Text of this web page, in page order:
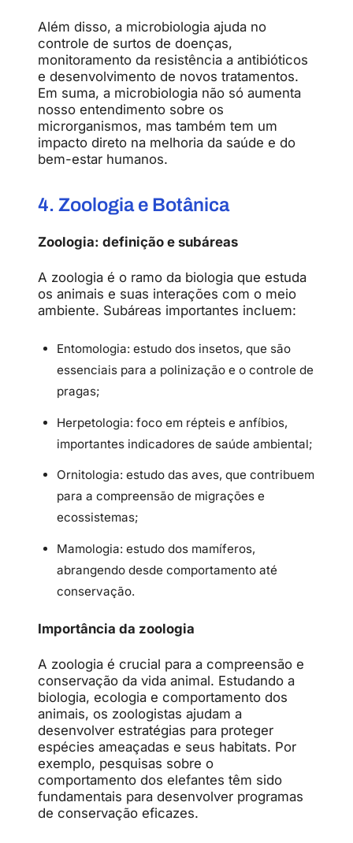
Além disso, a microbiologia ajuda no
controle de surtos de doenças,
monitoramento da resistência a antibióticos
e desenvolvimento de novos tratamentos.
Em suma, a microbiologia não só aumenta
nosso entendimento sobre os
microrganismos, mas também tem um
impacto direto na melhoria da saúde e do
bem-estar humanos.
4. Zoologia e Botânica
Zoologia: definição e subáreas
A zoologia é o ramo da biologia que estuda
os animais e suas interações com o meio
ambiente. Subáreas importantes incluem:
Entomologia: estudo dos insetos, que são
essenciais para a polinização e o controle de
pragas;
Herpetologia: foco em répteis e anfíbios,
importantes indicadores de saúde ambiental;
Ornitologia: estudo das aves, que contribuem
para a compreensão de migrações e
ecossistemas;
Mamologia: estudo dos mamíferos,
abrangendo desde comportamento até
conservação.
Importância da zoologia
A zoologia é crucial para a compreensão e
conservação da vida animal. Estudando a
biologia, ecologia e comportamento dos
animais, os zoologistas ajudam a
desenvolver estratégias para proteger
espécies ameaçadas e seus habitats. Por
exemplo, pesquisas sobre o
comportamento dos elefantes têm sido
fundamentais para desenvolver programas
de conservação eficazes.